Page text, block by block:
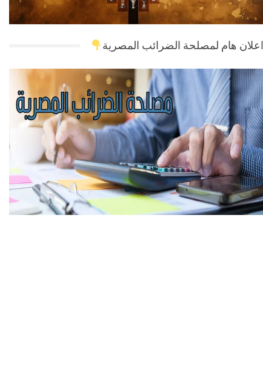
اعلان هام لمصلحة الضرائب المصرية